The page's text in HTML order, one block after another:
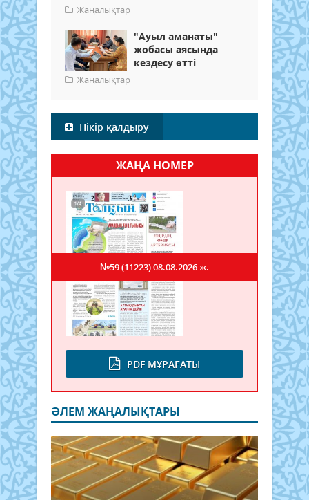
Жаңалықтар
"Ауыл аманаты"
жобасы аясында
кездесу өтті
Жаңалықтар
Пікір қалдыру
ЖАҢА НОМЕР
PDF МҰРАҒАТЫ
№59 (11223)08.08.2026 ж.
ӘЛЕМ ЖАҢАЛЫҚТАРЫ